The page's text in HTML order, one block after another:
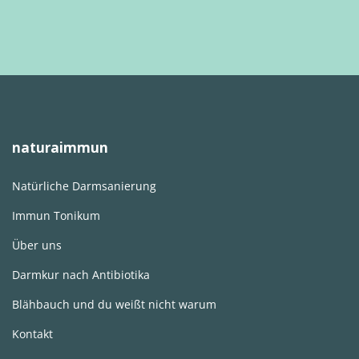
naturaimmun
Natürliche Darmsanierung
Immun Tonikum
Über uns
Darmkur nach Antibiotika
Blähbauch und du weißt nicht warum
Kontakt